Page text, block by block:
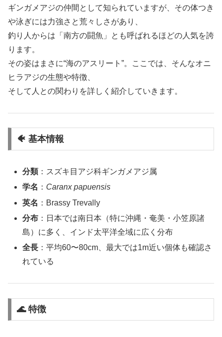
ギンガメアジの仲間として知られていますが、その体つき
や泳ぎには力強さと荒々しさがあり、
釣り人からは「南方の闘魚」とも呼ばれるほどの人気を誇
ります。
その姿はまさに“海のアスリート”。ここでは、そんなオニ
ヒラアジの生態や特徴、
そして人との関わりを詳しく紹介していきます。
🐠 基本情報
分類：スズキ目アジ科ギンガメアジ属
学名 ： Caranx papuensis
英名 ：Brassy Trevally
分布 ：日本では南日本（特に沖縄・奄美・小笠原諸
島）に多く、インド太平洋全域に広く分布
全長 ：平均60〜80cm、最大では1m近い個体も確認さ
れている
🌊 特徴